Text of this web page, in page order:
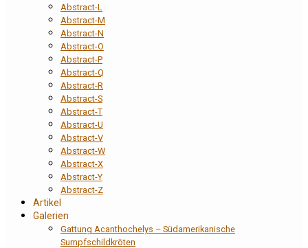
Abstract-L
Abstract-M
Abstract-N
Abstract-O
Abstract-P
Abstract-Q
Abstract-R
Abstract-S
Abstract-T
Abstract-U
Abstract-V
Abstract-W
Abstract-X
Abstract-Y
Abstract-Z
Artikel
Galerien
Gattung Acanthochelys – Südamerikanische
Sumpfschildkröten